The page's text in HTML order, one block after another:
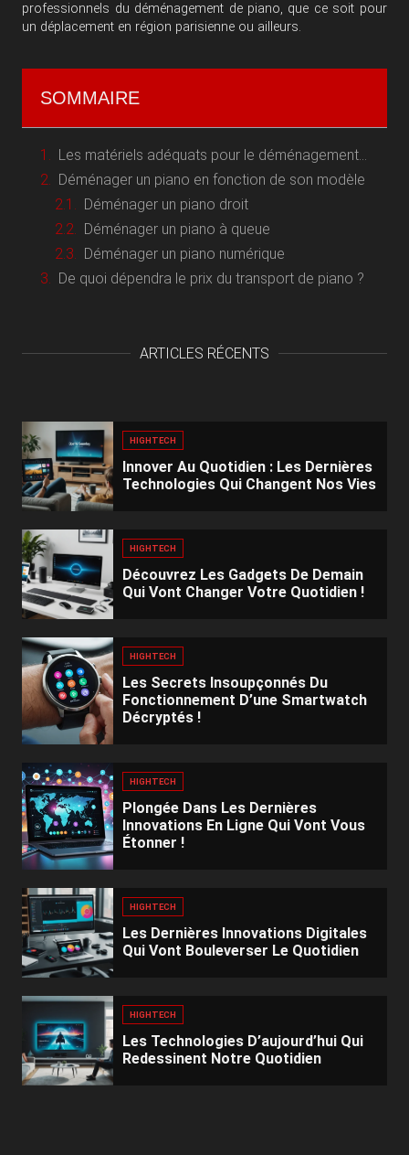
professionnels du déménagement de piano, que ce soit pour
un déplacement en région parisienne ou ailleurs.
SOMMAIRE
Déménager un piano en fonction de son modèle
Déménager un piano droit
Déménager un piano à queue
Déménager un piano numérique
De quoi dépendra le prix du transport de piano ?
ARTICLES RÉCENTS
HIGHTECH
Innover Au Quotidien : Les Dernières
Technologies Qui Changent Nos Vies
HIGHTECH
Découvrez Les Gadgets De Demain
Qui Vont Changer Votre Quotidien !
HIGHTECH
Les Secrets Insoupçonnés Du
Fonctionnement D’une Smartwatch
Décryptés !
HIGHTECH
Plongée Dans Les Dernières
Innovations En Ligne Qui Vont Vous
Étonner !
HIGHTECH
Les Dernières Innovations Digitales
Qui Vont Bouleverser Le Quotidien
HIGHTECH
Les Technologies D’aujourd’hui Qui
Redessinent Notre Quotidien